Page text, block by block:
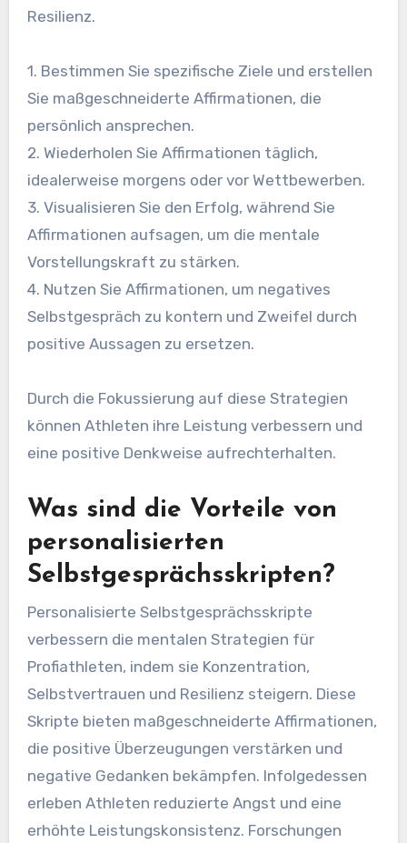
Resilienz.
1. Bestimmen Sie spezifische Ziele und erstellen
Sie maßgeschneiderte Affirmationen, die
persönlich ansprechen.
2. Wiederholen Sie Affirmationen täglich,
idealerweise morgens oder vor Wettbewerben.
3. Visualisieren Sie den Erfolg, während Sie
Affirmationen aufsagen, um die mentale
Vorstellungskraft zu stärken.
4. Nutzen Sie Affirmationen, um negatives
Selbstgespräch zu kontern und Zweifel durch
positive Aussagen zu ersetzen.
Durch die Fokussierung auf diese Strategien
können Athleten ihre Leistung verbessern und
eine positive Denkweise aufrechterhalten.
Was sind die Vorteile von
personalisierten
Selbstgesprächsskripten?
Personalisierte Selbstgesprächsskripte
verbessern die mentalen Strategien für
Profiathleten, indem sie Konzentration,
Selbstvertrauen und Resilienz steigern. Diese
Skripte bieten maßgeschneiderte Affirmationen,
die positive Überzeugungen verstärken und
negative Gedanken bekämpfen. Infolgedessen
erleben Athleten reduzierte Angst und eine
erhöhte Leistungskonsistenz. Forschungen